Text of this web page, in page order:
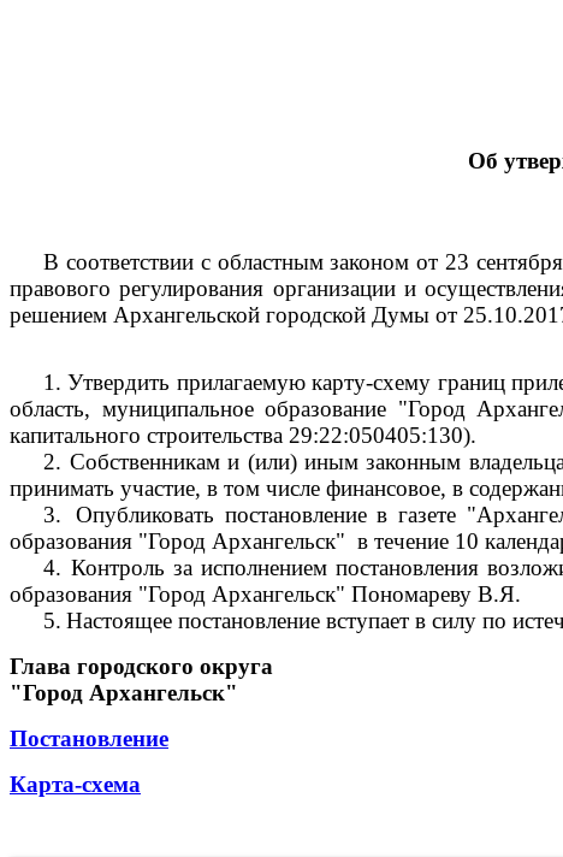
Об
В соответствии с областным законом от 23
правового регулирования организации и
решением Архангельской городской Думы от
1. Утвердить прилагаемую карту-схему границ
область, муниципальное образование "Город
капитального строительства 29:22:050405:130).
2. Собственникам и (или) иным законным
принимать участие, в том числе финансовое, в
3.
Опубликовать постановление в газете
образования "Город Архангельск" в течение 10
4. Контроль за исполнением постановления
образования "Город Архангельск" Пономареву В.Я.
5. Настоящее постановление вступает в силу по
Глава городского округа
"Город Архангельск"
Постановление
Карта-схема